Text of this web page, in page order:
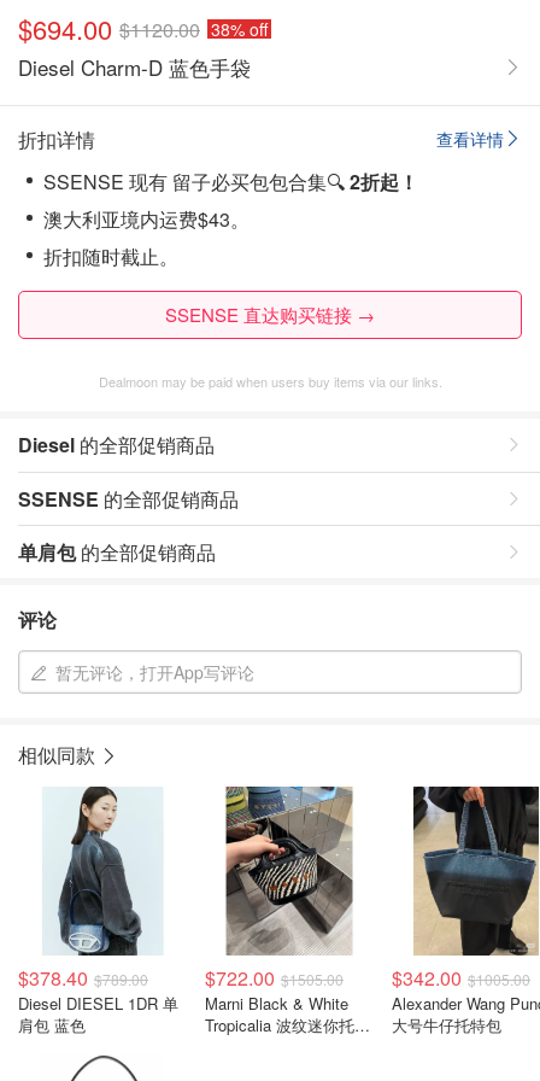
$694.00 $1120.00 38% off
Diesel Charm-D 蓝色手袋
查看详情
折扣详情
SSENSE 现有 留子必买包包合集🔍2折起！
澳大利亚境内运费$43。
折扣随时截止。
SSENSE 直达购买链接 →
Dealmoon may be paid when users buy items via our links.
Diesel 的全部促销商品
SSENSE 的全部促销商品
单肩包的全部促销商品
评论
暂无评论，打开App写评论
相似同款
$378.40 $789.00
Diesel DIESEL 1DR 单
肩包 蓝色
$722.00 $1505.00
Marni Black & White
Tropicalia 波纹迷你托特
$342.00 $1005.00
Alexander Wang
大号牛仔托特包